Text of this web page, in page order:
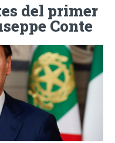
del primer
Conte